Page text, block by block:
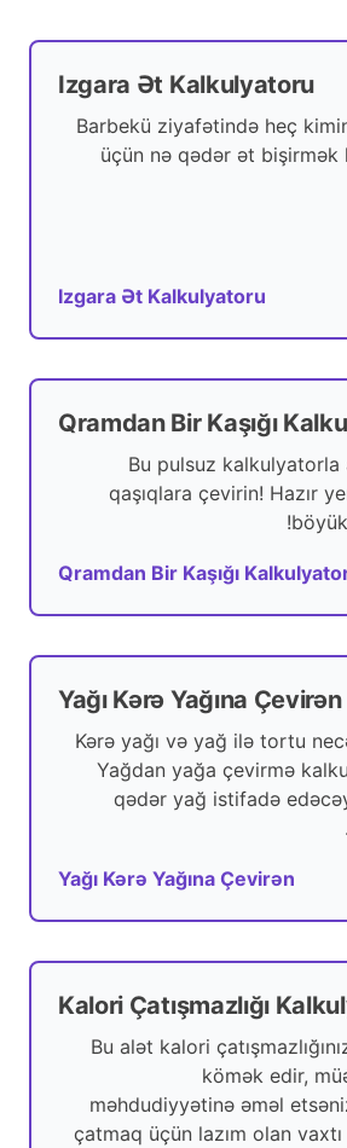
Izgara Ət Kalkulyatoru
Barbekü ziyafətində heç
üçün nə qədər ət bişirmək
Izgara Ət Kalkulyatoru
Qramdan Bir Kaşığı
Bu pulsuz kalkulyatorla
qaşıqlara çevirin! Hazır
Qramdan Bir Kaşığı
Yağı Kərə Yağına Çevirən
Kərə yağı və yağ ilə tortu
Yağdan yağa çevirmə
qədər yağ istifadə
Yağı Kərə Yağına Çevirən
Kalori Çatışmazlığı
Bu alət kalori
kömək edir,
məhdudiyyətinə əməl
çatmaq üçün lazım olan